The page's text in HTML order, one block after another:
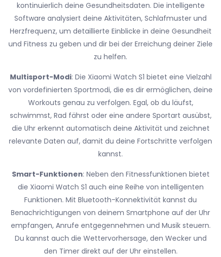
kontinuierlich deine Gesundheitsdaten. Die intelligente
Software analysiert deine Aktivitäten, Schlafmuster und
Herzfrequenz, um detaillierte Einblicke in deine Gesundheit
und Fitness zu geben und dir bei der Erreichung deiner Ziele
zu helfen.
Multisport-Modi: Die Xiaomi Watch S1 bietet eine Vielzahl
von vordefinierten Sportmodi, die es dir ermöglichen, deine
Workouts genau zu verfolgen. Egal, ob du läufst,
schwimmst, Rad fährst oder eine andere Sportart ausübst,
die Uhr erkennt automatisch deine Aktivität und zeichnet
relevante Daten auf, damit du deine Fortschritte verfolgen
kannst.
Smart-Funktionen: Neben den Fitnessfunktionen bietet
die Xiaomi Watch S1 auch eine Reihe von intelligenten
Funktionen. Mit Bluetooth-Konnektivität kannst du
Benachrichtigungen von deinem Smartphone auf der Uhr
empfangen, Anrufe entgegennehmen und Musik steuern.
Du kannst auch die Wettervorhersage, den Wecker und
den Timer direkt auf der Uhr einstellen.